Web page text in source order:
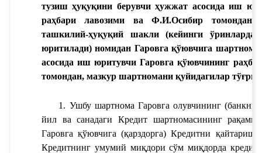
тузиш ҳуқуқини берувчи ҳужжат асосида иш
раҳбари лавозими ва Ф.И.Осибир
ташкилий-ҳуқуқий шакли (кейинги ўринларда
юритилади) номидан Гаровга қўювчига
асосида иш юритувчи Гаровга қўювчининг
томондан, мазкур шартномани қуйидагилар
1. Ушбу шартнома Гаровга олувчининг
йил ва санадаги Кредит шартномасининг рақами
Гаровга қўювчига (қарздорга) Кредитни қайтариш
Кредитнинг умумий миқдори сўм миқдорда